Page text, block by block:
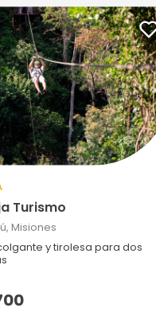
Turismo
Misiones
y tirolesa para dos